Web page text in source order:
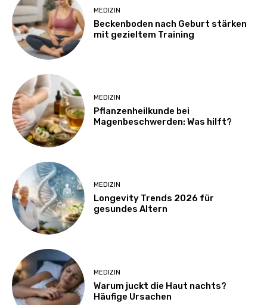
MEDIZIN
Beckenboden nach Geburt stärken
mit gezieltem Training
MEDIZIN
Pflanzenheilkunde bei
Magenbeschwerden: Was hilft?
MEDIZIN
Longevity Trends 2026 für
gesundes Altern
MEDIZIN
Warum juckt die Haut nachts?
Häufige Ursachen